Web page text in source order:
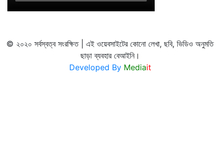
© ২০২০ সর্বস্বত্ব সংরক্ষিত | এই ওয়েবসাইটের কোনো লেখা, ছবি, ভিডিও অনুমতি
ছাড়া ব্যবহার বেআইনি।
Developed By Mediait